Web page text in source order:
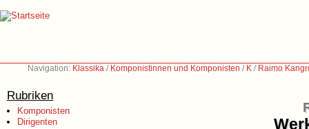
Navigation: Klassika / Komponistinnen und Komponisten / K / Raimo
Rubriken
Komponisten
Dirigenten